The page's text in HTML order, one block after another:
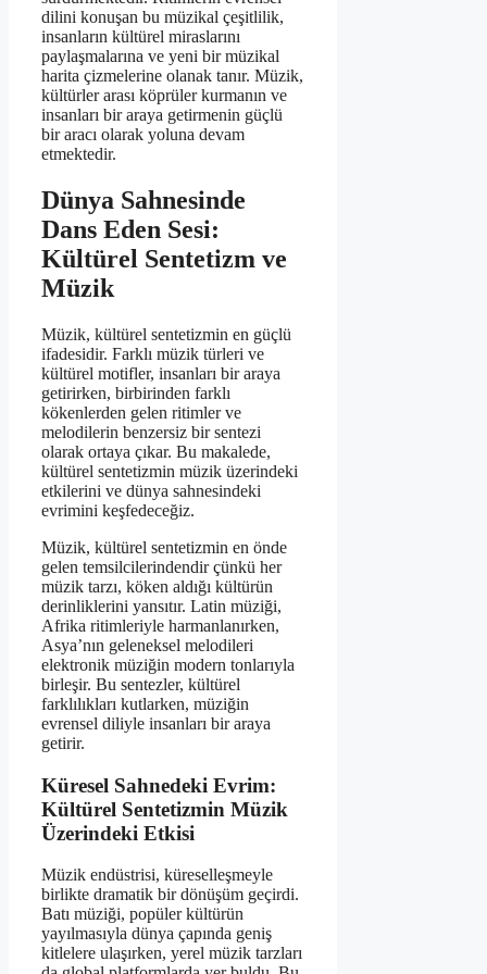
dilini konuşan bu müzikal çeşitlilik,
insanların kültürel miraslarını
paylaşmalarına ve yeni bir müzikal
harita çizmelerine olanak tanır. Müzik,
kültürler arası köprüler kurmanın ve
insanları bir araya getirmenin güçlü
bir aracı olarak yoluna devam
etmektedir.
Dünya Sahnesinde
Dans Eden Sesi:
Kültürel Sentetizm ve
Müzik
Müzik, kültürel sentetizmin en güçlü
ifadesidir. Farklı müzik türleri ve
kültürel motifler, insanları bir araya
getirirken, birbirinden farklı
kökenlerden gelen ritimler ve
melodilerin benzersiz bir sentezi
olarak ortaya çıkar. Bu makalede,
kültürel sentetizmin müzik üzerindeki
etkilerini ve dünya sahnesindeki
evrimini keşfedeceğiz.
Müzik, kültürel sentetizmin en önde
gelen temsilcilerindendir çünkü her
müzik tarzı, köken aldığı kültürün
derinliklerini yansıtır. Latin müziği,
Afrika ritimleriyle harmanlanırken,
Asya’nın geleneksel melodileri
elektronik müziğin modern tonlarıyla
birleşir. Bu sentezler, kültürel
farklılıkları kutlarken, müziğin
evrensel diliyle insanları bir araya
getirir.
Küresel Sahnedeki Evrim:
Kültürel Sentetizmin Müzik
Üzerindeki Etkisi
Müzik endüstrisi, küreselleşmeyle
birlikte dramatik bir dönüşüm geçirdi.
Batı müziği, popüler kültürün
yayılmasıyla dünya çapında geniş
kitlelere ulaşırken, yerel müzik tarzları